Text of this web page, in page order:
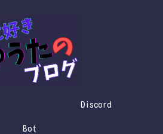
Discord
Bot